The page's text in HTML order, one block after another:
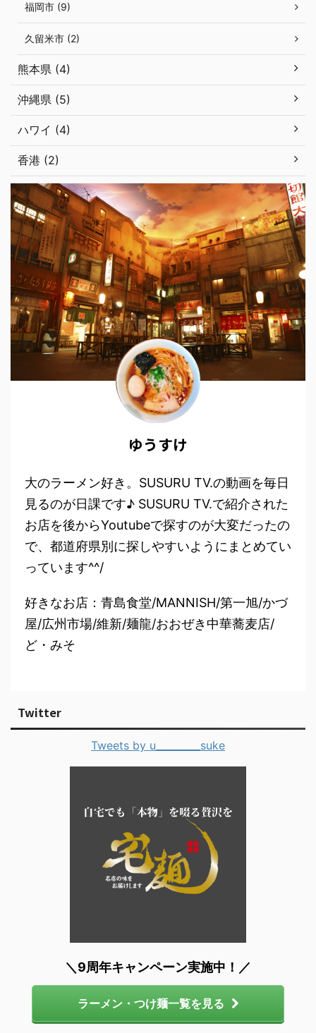
福岡市 (9)
久留米市 (2)
熊本県 (4)
沖縄県 (5)
ハワイ (4)
香港 (2)
ゆうすけ
大のラーメン好き。SUSURU TV.の動画を毎日
見るのが日課です♪ SUSURU TV.で紹介された
お店を後からYoutubeで探すのが大変だったの
で、都道府県別に探しやすいようにまとめてい
っています^^/
好きなお店：青島食堂/MANNISH/第一旭/かづ
屋/広州市場/維新/麺龍/おおぜき中華蕎麦店/
ど・みそ
Twitter
Tweets by u_________suke
＼9周年キャンペーン実施中！／
ラーメン・つけ麺一覧を見る